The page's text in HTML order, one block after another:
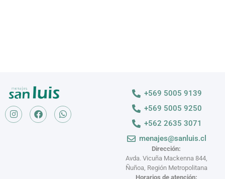
Dirección:
Avda. Vicuña Mackenna 844,
Ñuñoa, Región Metropolitana
Horarios de atención:
+569 5005 9139
+569 5005 9250
+562 2635 3071
menajes@sanluis.cl